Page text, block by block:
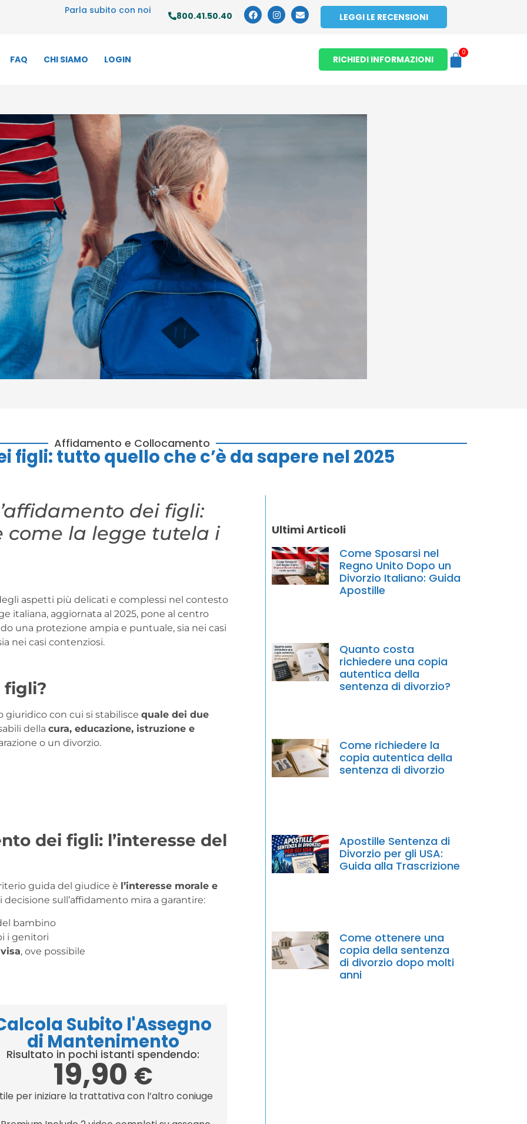
Parla subito con noi 800.41.50.40 LEGGI LE RECENSIONI
FAQ CHI SIAMO LOGIN RICHIEDI INFORMAZIONI
0
Affidamento e Collocamento
figli: tutto quello che c’è da sapere nel 2025
dei figli:
la legge tutela i
aspetti più delicati e complessi nel contesto
italiana, aggiornata al 2025, pone al centro
una protezione ampia e puntuale, sia nei casi
nei casi contenziosi.
figli?
con cui si stabilisce quale dei due
della cura, educazione, istruzione e
o un divorzio.
dei figli: l’interesse del
guida del giudice è l’interesse morale e
decisione sull’affidamento mira a garantire:
bambino
i genitori
, ove possibile
Subito l'Assegno
di Mantenimento
Risultato in pochi istanti spendendo:
19,90 €
per iniziare la trattativa con l’altro coniuge
Ultimi Articoli
Come Sposarsi nel
Regno Unito Dopo un
Divorzio Italiano: Guida
Apostille
Quanto costa
richiedere una copia
autentica della
sentenza di divorzio?
Come richiedere la
copia autentica della
sentenza di divorzio
Apostille Sentenza di
Divorzio per gli USA:
Guida alla Trascrizione
Come ottenere una
copia della sentenza
di divorzio dopo molti
anni